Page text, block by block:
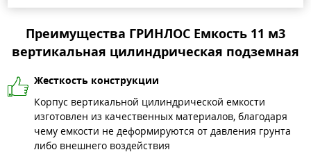
Преимущества ГРИНЛОС Емкость 11 м3
вертикальная цилиндрическая подземная
Жесткость конструкции
Корпус вертикальной цилиндрической емкости
изготовлен из качественных материалов, благодаря
чему емкости не деформируются от давления грунта
либо внешнего воздействия